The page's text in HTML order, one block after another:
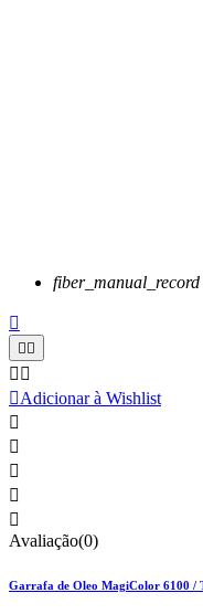
fiber_manual_record

 
 
Adicionar à Wishlist





Avaliação(0)
Garrafa de Oleo MagiColor 6100 /